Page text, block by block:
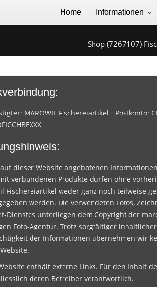
Home Informationen
Shop (7267107)
MAROWIL Fischereiartikel - Postkonto:
dieser Website angebotenen
verbundenen Produkte dürfen ohne
Fischereiartikel weder ganz noch teilweise
werden. Die verwendeten Fotos,
Dienstes unterliegen dem Copyright der
Foto-Agentur. Trotz sorgfältiger
der Informationen übernehmen wir
enthält externe Links. Für den Inhalt
deren Betreiber verantwortlich.